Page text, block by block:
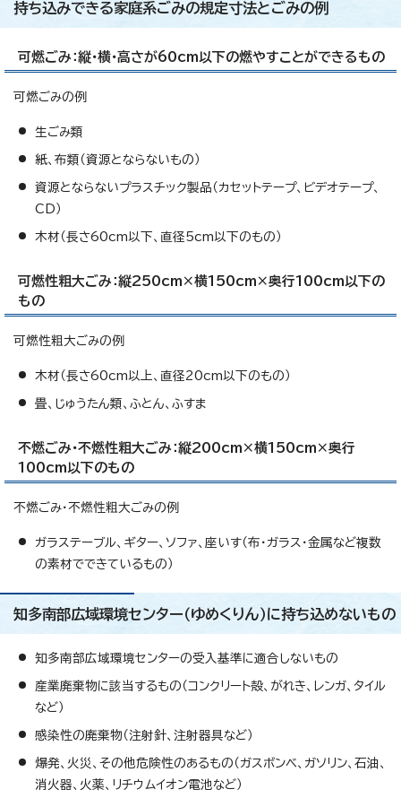
持ち込みできる家庭系ごみの規定寸法とごみの例
可燃ごみ：縦・横・高さが60cm以下の燃やすことができるもの
可燃ごみの例
生ごみ類
紙、布類（資源とならないもの）
資源とならないプラスチック製品（カセットテープ、ビデオテープ、
CD）
木材（長さ60cm以下、直径5cm以下のもの）
可燃性粗大ごみ：縦250cm×横150cm×奥行100cm以下の
もの
可燃性粗大ごみの例
木材（長さ60cm以上、直径20cm以下のもの）
畳、じゅうたん類、ふとん、ふすま
不燃ごみ・不燃性粗大ごみ：縦200cm×横150cm×奥行
100cm以下のもの
不燃ごみ・不燃性粗大ごみの例
ガラステーブル、ギター、ソファ、座いす（布・ガラス・金属など複数
の素材でできているもの）
知多南部広域環境センター（ゆめくりん）に持ち込めないもの
知多南部広域環境センターの受入基準に適合しないもの
産業廃棄物に該当するもの（コンクリート殻、がれき、レンガ、タイル
など）
感染性の廃棄物（注射針、注射器具など）
爆発、火災、その他危険性のあるもの（ガスボンベ、ガソリン、石油、
消火器、火薬、リチウムイオン電池など）